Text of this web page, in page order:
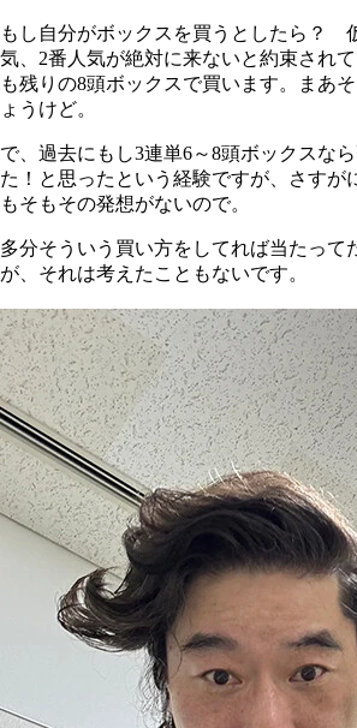
もし自分がボックスを買うとしたら？
気、2番人気が絶対に来ないと約束され
も残りの8頭ボックスで買います。まあ
ょうけど。
で、過去にもし3連単6～8頭ボックスな
た！と思ったという経験ですが、さすが
もそもその発想がないので。
多分そういう買い方をしてれば当たって
が、それは考えたこともないです。